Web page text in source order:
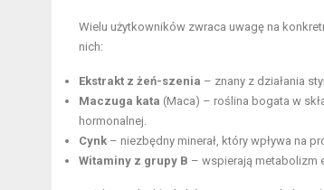
Wielu użytkowników zwraca uwagę na
nich:
Ekstrakt z żeń-szenia – znany z działania
Maczuga kata (Maca) – roślina bogata w
hormonalnej.
Cynk – niezbędny minerał, który wpływa na
Witaminy z grupy B – wspierają metabolizm